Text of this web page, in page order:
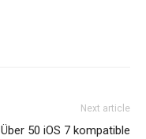
Next article
Über 50 iOS 7 kompatible